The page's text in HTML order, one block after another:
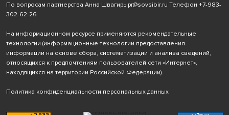
По вопросам партнерства Анна Швагирь pr@sovsibir.ru Телефон +7-983-
302-62-26
На информационном ресурсе применяются рекомендательные
технологии (информационные технологии предоставления
информации на основе сбора, систематизации и анализа сведений,
относящихся к предпочтениям пользователей сети «Интернет»,
находящихся на территории Российской Федерации).
Политика конфиденциальности персональных данных